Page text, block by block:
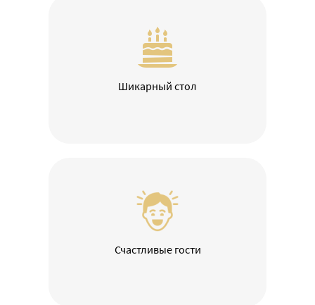
Шикарный стол
Счастливые гости